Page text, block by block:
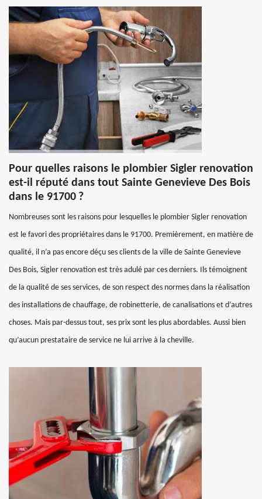
Pour quelles raisons le plombier Sigler renovation
est-il réputé dans tout Sainte Genevieve Des Bois
dans le 91700 ?
Nombreuses sont les raisons pour lesquelles le plombier Sigler renovation
est le favori des propriétaires dans le 91700. Premièrement, en matière de
qualité, il n’a pas encore déçu ses clients de la ville de Sainte Genevieve
Des Bois, Sigler renovation est très adulé par ces derniers. Ils témoignent
de la qualité de ses services, de son respect des normes dans la réalisation
des installations de chauffage, de robinetterie, de canalisations et d’autres
choses. Mais par-dessus tout, ses prix sont les plus abordables. Aussi bien
qu’aucun prestataire de service ne lui arrive à la cheville.